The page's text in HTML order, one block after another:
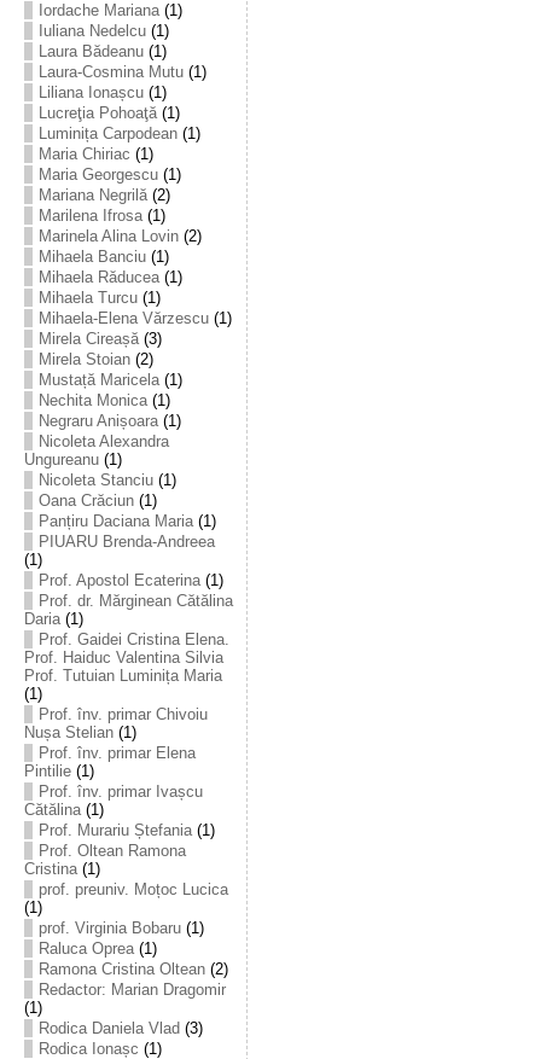
Iordache Mariana(1)
Iuliana Nedelcu(1)
Laura Bădeanu(1)
Laura-Cosmina Mutu(1)
Liliana Ionașcu(1)
Lucreţia Pohoaţă(1)
Luminița Carpodean(1)
Maria Chiriac (1)
Maria Georgescu(1)
Mariana Negrilă(2)
Marilena Ifrosa(1)
Marinela Alina Lovin(2)
Mihaela Banciu(1)
Mihaela Răducea(1)
Mihaela Turcu(1)
Mihaela-Elena Vărzescu(1)
Mirela Cireașă(3)
Mirela Stoian(2)
Mustață Maricela(1)
Nechita Monica(1)
Negraru Anișoara(1)
Nicoleta Alexandra
Ungureanu(1)
Nicoleta Stanciu(1)
Oana Crăciun(1)
Panțiru Daciana Maria(1)
PIUARU Brenda-Andreea
(1)
Prof. Apostol Ecaterina(1)
Prof. dr. Mărginean Cătălina
Daria(1)
Prof. Gaidei Cristina Elena.
Prof. Haiduc Valentina Silvia
Prof. Tutuian Luminița Maria
(1)
Prof. înv. primar Chivoiu
Nușa Stelian(1)
Prof. înv. primar Elena
Pintilie(1)
Prof. înv. primar Ivașcu
Cătălina(1)
Prof. Murariu Ștefania(1)
Prof. Oltean Ramona
Cristina(1)
prof. preuniv. Moțoc Lucica
(1)
prof. Virginia Bobaru(1)
Raluca Oprea(1)
Ramona Cristina Oltean(2)
Redactor: Marian Dragomir
(1)
Rodica Daniela Vlad (3)
Rodica Ionașc (1)